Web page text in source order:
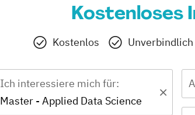
Kostenloses
Kostenlos Unverbindlich
Ich interessiere mich für:
Master - Applied Data Science